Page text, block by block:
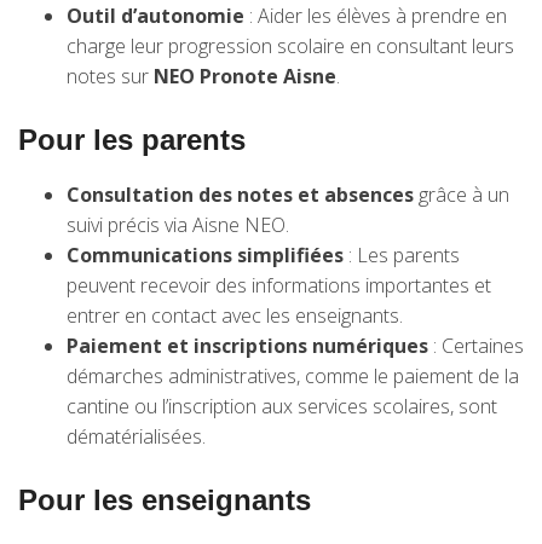
Outil d’autonomie : Aider les élèves à prendre en
charge leur progression scolaire en consultant leurs
notes sur NEO Pronote Aisne.
Pour les parents
Consultation des notes et absences grâce à un
suivi précis via Aisne NEO.
Communications simplifiées : Les parents
peuvent recevoir des informations importantes et
entrer en contact avec les enseignants.
Paiement et inscriptions numériques : Certaines
démarches administratives, comme le paiement de la
cantine ou l’inscription aux services scolaires, sont
dématérialisées.
Pour les enseignants